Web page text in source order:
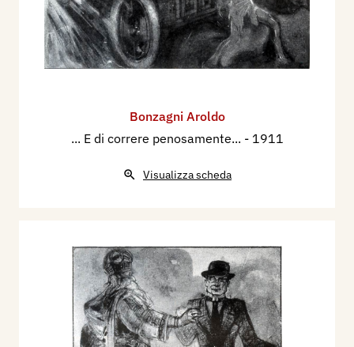
Bonzagni Aroldo
... E di correre penosamente... - 1911
Visualizza scheda